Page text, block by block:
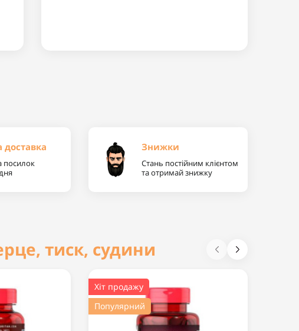
посилок
Знижки
Стань постійним клієнтом
та отримай знижку
тиск, судини
Хіт продажу
Популярний